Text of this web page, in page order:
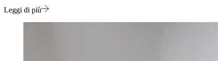
Leggi di più